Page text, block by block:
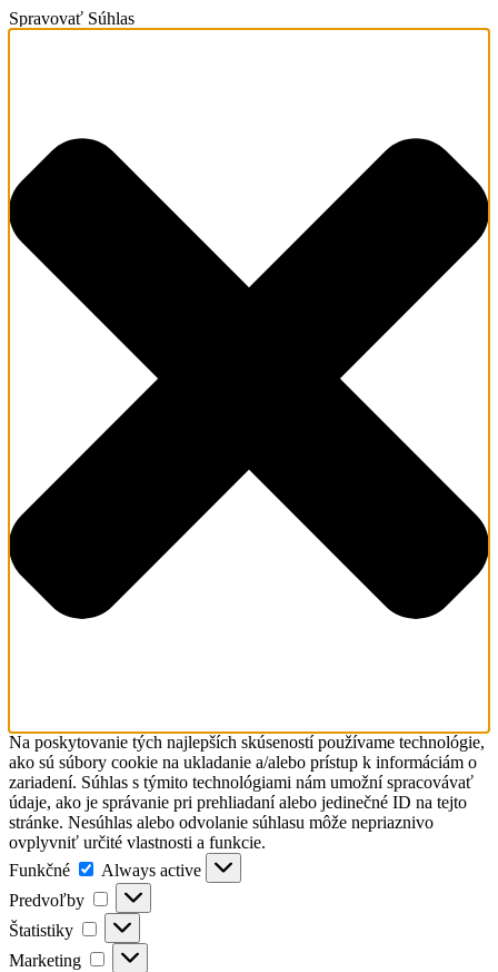
Spravovať Súhlas
Na poskytovanie tých najlepších skúseností používame technológie,
ako sú súbory cookie na ukladanie a/alebo prístup k informáciám o
zariadení. Súhlas s týmito technológiami nám umožní spracovávať
údaje, ako je správanie pri prehliadaní alebo jedinečné ID na tejto
stránke. Nesúhlas alebo odvolanie súhlasu môže nepriaznivo
ovplyvniť určité vlastnosti a funkcie.
Funkčné
Funkčné
Always active
Predvoľby
Predvoľby
Štatistiky Štatistiky
Marketing Marketing